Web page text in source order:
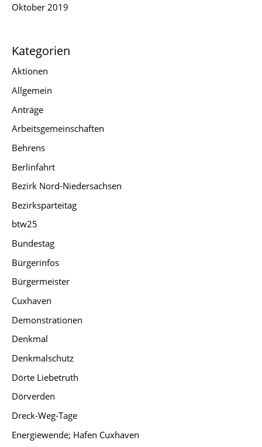
Oktober 2019
Kategorien
Aktionen
Allgemein
Anträge
Arbeitsgemeinschaften
Behrens
Berlinfahrt
Bezirk Nord-Niedersachsen
Bezirksparteitag
btw25
Bundestag
Bürgerinfos
Bürgermeister
Cuxhaven
Demonstrationen
Denkmal
Denkmalschutz
Dörte Liebetruth
Dörverden
Dreck-Weg-Tage
Energiewende; Hafen Cuxhaven